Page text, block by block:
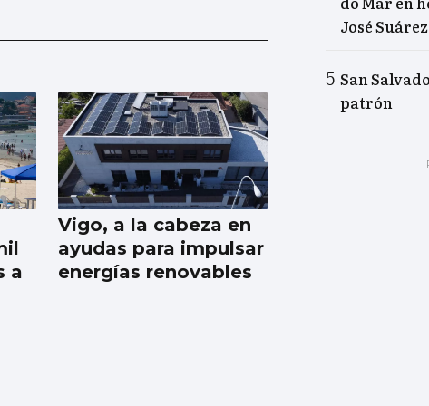
a
Vigo, a la cabeza en
ayudas para impulsar
energías renovables
José Suárez
San
patrón